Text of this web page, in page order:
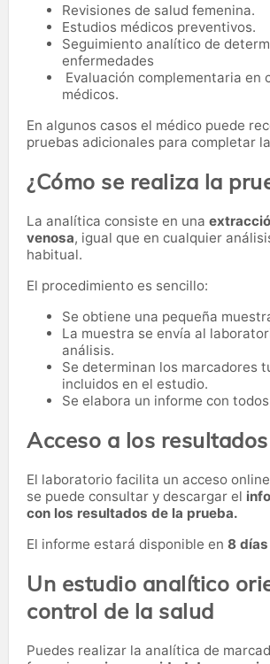
Revisiones de salud femenina.
Estudios médicos preventivos.
Seguimiento analítico de
enfermedades
Evaluación complementaria en
médicos.
En algunos casos el médico puede
pruebas adicionales para completar
¿Cómo se realiza la
La analítica consiste en una
venosa, igual que en cualquier
habitual.
El procedimiento es sencillo:
Se obtiene una pequeña
La muestra se envía al
análisis.
Se determinan los marcadores
incluidos en el estudio.
Se elabora un informe con
Acceso a los resultados
El laboratorio facilita un acceso
se puede consultar y descargar el
con los resultados de la prueba.
El informe estará disponible en 8
Un estudio analítico
control de la salud
Puedes realizar la analítica de